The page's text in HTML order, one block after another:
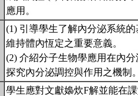
應用。
(1) 引導學生了解內分泌系統
維持體內恆定之重要意義。
(2) 介紹分子生物學應用在內
探究內分泌調控與作用之機制
學生應對文獻嬝炊F解並能在